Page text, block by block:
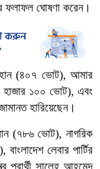
ফলাফল ঘোষণা করেন।
(৪০৭ ভোট), আমার
হাজার ১০০ ভোট), এবং
হারিয়েছেন।
(৭৮৬ ভোট), নাগরিক
লেবার পার্টির
সালেহ আহমেদ